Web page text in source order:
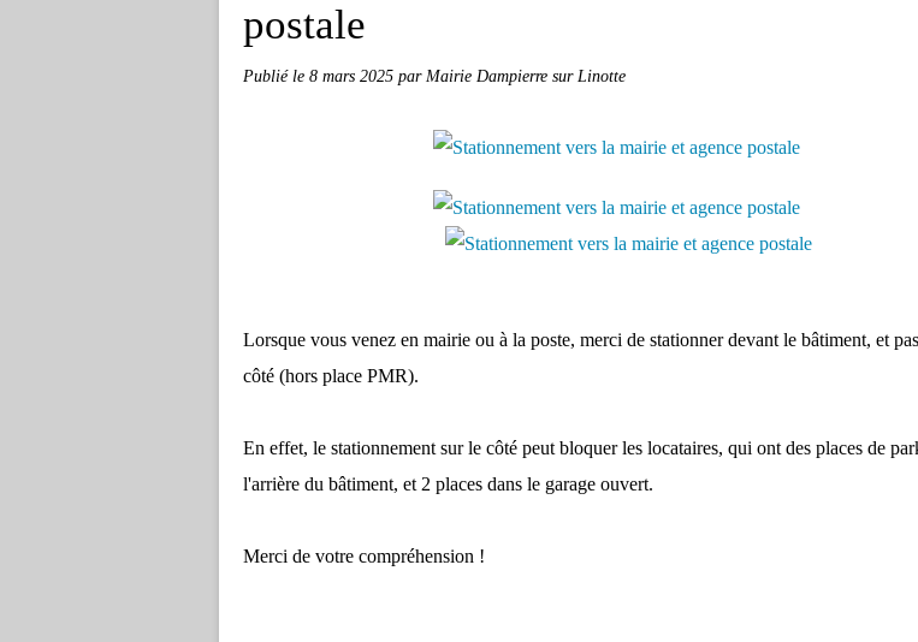
postale
Publié le 8 mars 2025 par Mairie Dampierre sur Linotte
Lorsque vous venez en mairie ou à la poste, merci de stationner devant le bâtiment, et
côté (hors place PMR).
En effet, le stationnement sur le côté peut bloquer les locataires, qui ont des places de
l'arrière du bâtiment, et 2 places dans le garage ouvert.
Merci de votre compréhension !